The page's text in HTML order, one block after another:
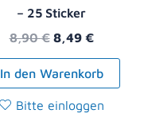
– 25 Sticker
8,90€ 8,49 €
In den Warenkorb
Bitte einloggen